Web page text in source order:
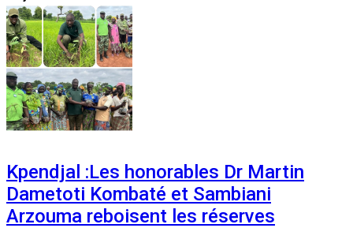
Kpendjal :Les honorables Dr Martin
Dametoti Kombaté et Sambiani
Arzouma reboisent les réserves